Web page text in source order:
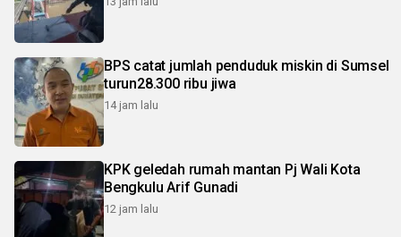
BPS catat jumlah penduduk miskin di Sumsel
turun28.300 ribu jiwa
14 jam lalu
KPK geledah rumah mantan Pj Wali Kota
Bengkulu Arif Gunadi
12 jam lalu